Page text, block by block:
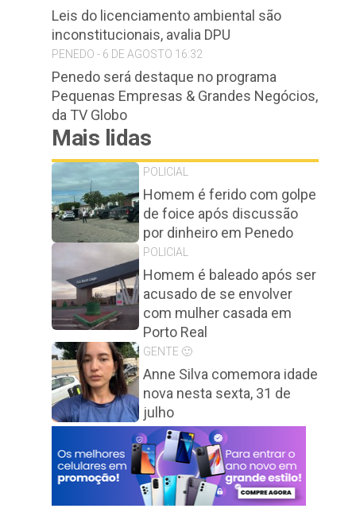
Leis do licenciamento ambiental são
inconstitucionais, avalia DPU
PENEDO - 6 DE AGOSTO 16:32
Penedo será destaque no programa
Pequenas Empresas & Grandes Negócios,
da TV Globo
Mais lidas
POLICIAL
Homem é ferido com golpe
de foice após discussão
por dinheiro em Penedo
POLICIAL
Homem é baleado após ser
acusado de se envolver
com mulher casada em
Porto Real
GENTE 🙂
Anne Silva comemora idade
nova nesta sexta, 31 de
julho